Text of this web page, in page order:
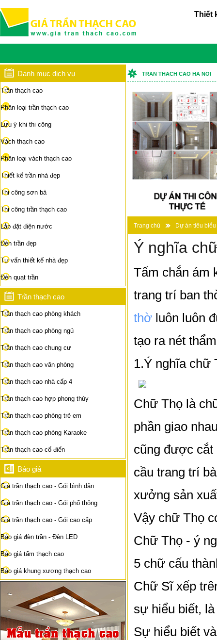
Thiết
Danh mục dịch vụ
Trần thạch cao
Phân loại trần thạch cao
Lưu ý khi thi công
Vách thạch cao
Phân loại vách thạch cao
Thiết kế trần nhà đẹp
Thi công sơn bả
Thi công trần thạch cao
Lắp đặt điện nước
Đèn trần đẹp
Tư vấn thiết kế nhà đẹp
Đèn quạt trần
Trần thạch cao
Trần thạch cao phòng khách
Trần thạch cao phòng ngủ
Trần thạch cao chung cư
Trần thạch cao văn phòng
Trần thạch cao nhà cấp 4
Trần thạch cao hợp phong thủy
Trần thạch cao phòng trẻ em
Trần thạch cao phòng Karaoke
Trần thạch cao cổ điển
Báo giá
Giá trần thạch cao - Gói bình dân
Giá trần thạch cao - Gói phổ thông
Giá trần thạch cao - Gói cao cấp
Báo giá đèn trần - Đèn LED
Báo giá tấm thạch cao
Báo giá khung xương thạch cao
TRAN THACH CAO HA NOI
Trang chủ Dự án tiêu biểu
Ý nghĩa
Tấm chắn ám
trang trí ban
thờluôn luôn
tạo ra nét
1.Ý nghĩa chữ
Chữ Thọ là
phần giao
cũng được cắt
cầu trang trí
xưởng sản
Vậy chữ Thọ
Chữ Thọ - ý
5 chữ cấu
Chữ Sĩ xếp
sự hiểu biết,
Sự hiểu biết